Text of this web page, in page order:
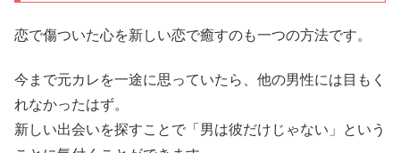
恋で傷ついた心を新しい恋で癒すのも一つの方法です。
今まで元カレを一途に思っていたら、他の男性には目もく
れなかったはず。
新しい出会いを探すことで「男は彼だけじゃない」という